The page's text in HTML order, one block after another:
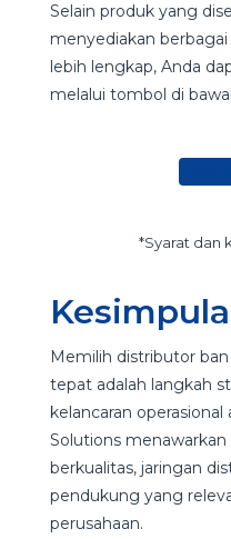
Selain produk yang
menyediakan
lebih lengkap, Anda
melalui tombol di
*Syarat dan
Memilih distributor
tepat adalah langkah
kelancaran
Solutions
berkualitas, jaringan
pendukung yang
perusahaan.